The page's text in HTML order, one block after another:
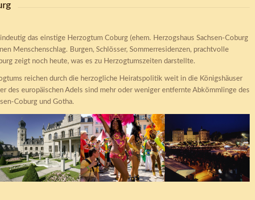
das einstige Herzogtum Coburg (ehem. Herzogshaus Sachsen-Coburg
Menschenschlag. Burgen, Schlösser, Sommerresidenzen, prachtvolle
zeigt noch heute, was es zu Herzogtumszeiten darstellte.
reichen durch die herzogliche Heiratspolitik weit in die Königshäuser
des europäischen Adels sind mehr oder weniger entfernte Abkömmlinge des
Coburg und Gotha.